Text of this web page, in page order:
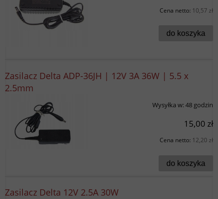
Cena netto: 10,57 zł
do koszyka
Zasilacz Delta ADP-36JH | 12V 3A 36W | 5.5 x
2.5mm
Wysyłka w:48 godzin
15,00 zł
Cena netto: 12,20 zł
do koszyka
Zasilacz Delta 12V 2.5A 30W